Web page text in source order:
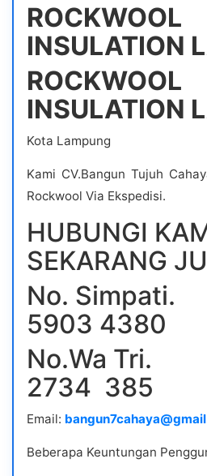
ROCKWOOL
INSULATION
ROCKWOOL
INSULATION
Kota Lampung
Kami CV.Bangun Tujuh
Rockwool Via Ekspedisi.
HUBUNGI
SEKARANG
No.
5903 4380
No.Wa
2734 385
Email:
Beberapa Keuntungan